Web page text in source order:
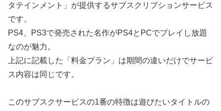
タテインメント」が提供するサブスクリプションサービス
です。
PS4、PS3で発売された名作がPS4とPCでプレイし放題
なのが魅力。
上記に記載した「料金プラン」は期間の違いだけでサービ
ス内容は同じです。
このサブスクサービスの1番の特徴は遊びたいタイトルの